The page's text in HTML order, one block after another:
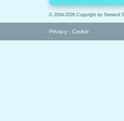
© 2004-2026 Copyright by Siteland
Privacy - Cookie